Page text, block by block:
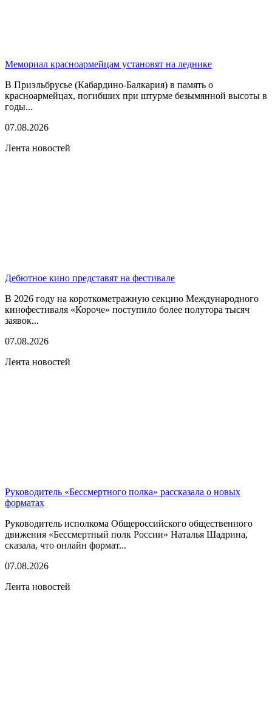
Мемориал красноармейцам установят на леднике
В Приэльбрусье (Кабардино-Балкария) в память о
красноармейцах, погибших при штурме безымянной высоты в
годы...
07.08.2026
Лента новостей
Дебютное кино представят на фестивале
В 2026 году на короткометражную секцию Международного
кинофестиваля «Короче» поступило более полутора тысяч
заявок...
07.08.2026
Лента новостей
Руководитель «Бессмертного полка» рассказала о новых
форматах
Руководитель исполкома Общероссийского общественного
движения «Бессмертный полк России» Наталья Шадрина,
сказала, что онлайн формат...
07.08.2026
Лента новостей